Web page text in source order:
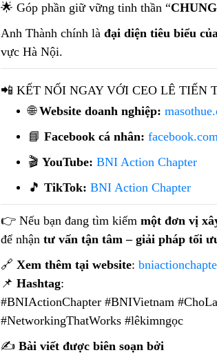
🌟 Góp phần giữ vững tinh thần “
Anh Thành chính làđại diện tiêu biểu
vực Hà Nội.
📲 KẾT NỐI NGAY VỚI CEO LÊ TIẾN
🌐Website doanh nghiệp:
📘Facebook cá nhân:
🎬YouTube: BNI Action Chapter
🎵TikTok: BNI Action Chapter
👉 Nếu bạn đang tìm kiếmmột đơn vị
để nhậntư vấn tận tâm – giải pháp tối
🔗Xem thêm tại website:
📌Hashtag:
#BNIActionChapter #BNIVietnam
#NetworkingThatWorks #lêkimngọc
✍️Bài viết được biên soạn bởi